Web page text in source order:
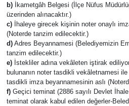
b)İkametgâh Belgesi (İlçe Nüfus
üzerinden alınacaktır.)
c)İhaleye girecek kişinin noter onaylı
(Noterde tanzim edilecektir.)
d)Adres Beyannamesi (Belediyemizin
tanzim edilecektir.)
e)İstekliler adına vekâleten iştirak
bulunanın noter tasdikli vekâletnamesi
tasdikli imza beyannamesinin aslı
f) Geçici teminat (2886 sayılı Devlet
teminat olarak kabul edilen değerler-